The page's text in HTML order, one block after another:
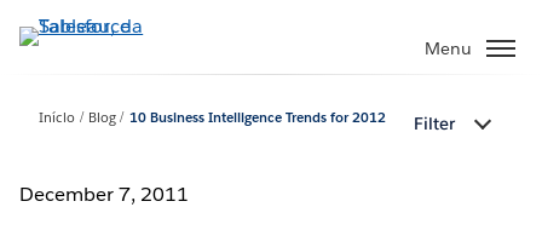
Pular
para
principal
Menu
Início Blog 10 Business Intelligence Trends for 2012 Filter
December 7, 2011